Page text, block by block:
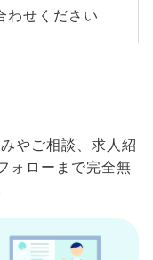
わせください
やご相談、求人紹
ォローまで完全無